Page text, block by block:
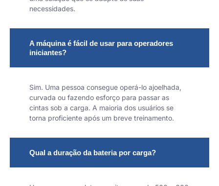
necessidades.
A máquina é fácil de usar para operadores
iniciantes?
Sim. Uma pessoa consegue operá-lo ajoelhada,
curvada ou fazendo esforço para passar as
cintas sob a carga. A maioria dos usuários se
torna proficiente após um breve treinamento.
Qual a duração da bateria por carga?